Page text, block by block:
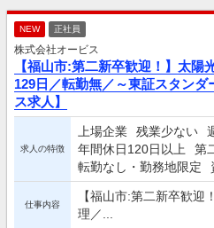
NEW 正社員
株式会社オービス
【福山市:第二新卒歓迎！】太陽
129日／転勤無／～東証スタン
ス求人】
求人の特徴
上場企業 残業少ない
年間休日120日以上
第
転勤なし・勤務地限定
仕事内容
【福山市:第二新卒歓迎
理／...